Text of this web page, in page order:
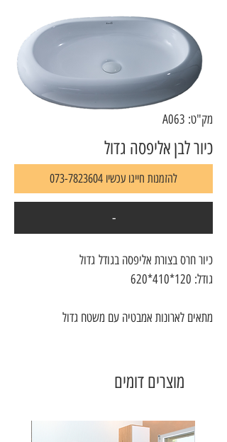
מק"ט: A063
כיור לבן אליפסה גדול
להזמנות חייגו עכשיו 073-7823604
-
כיור חרס בצורת אליפסה בגודל גדול
גודל: 120*410*620
מתאים לארונות אמבטיה עם משטח גדול
מוצרים דומים